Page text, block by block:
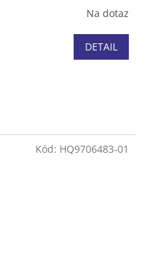
Na dotaz
DETAIL
Kód: HQ9706483-01